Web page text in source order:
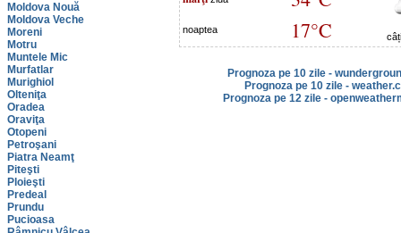
Moldova Nouă
Moldova Veche
Moreni
Motru
Muntele Mic
Murfatlar
Murighiol
Olteniţa
Oradea
Oraviţa
Otopeni
Petroşani
Piatra Neamţ
Piteşti
Ploieşti
Predeal
Prundu
Pucioasa
noaptea 17°C
Prognoza pe 10 zile -
Prognoza pe 10 zile -
Prognoza pe 12 zile -